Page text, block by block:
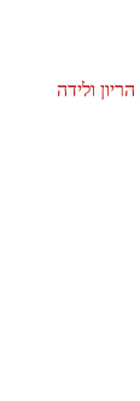
הריון ולידה